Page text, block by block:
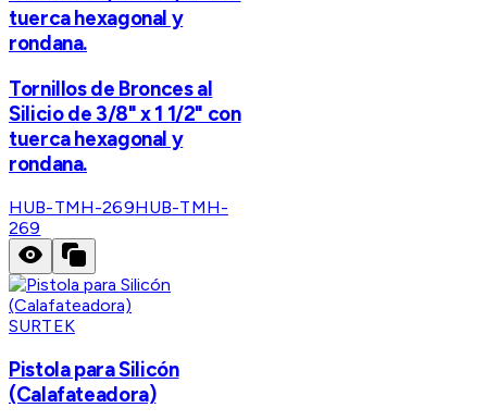
tuerca hexagonal y
rondana.
Tornillos de Bronces al
Silicio de 3/8" x 1 1/2" con
tuerca hexagonal y
rondana.
HUB-TMH-269HUB-TMH-
269
SURTEK
Pistola para Silicón
(Calafateadora)